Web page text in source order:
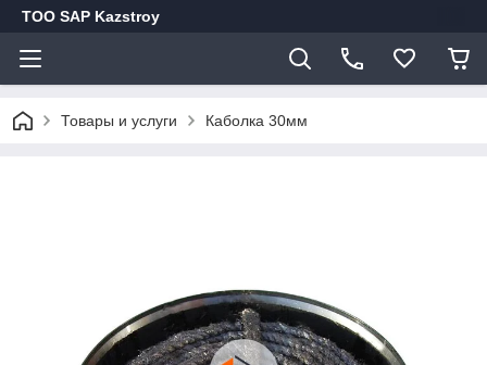
ТОО SAP Kazstroy
Товары и услуги Каболка 30мм